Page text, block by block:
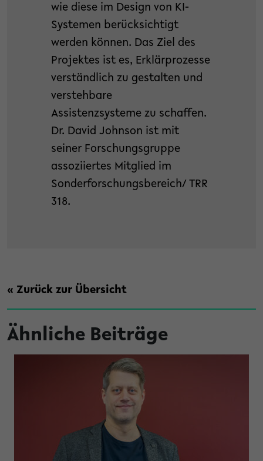
wie diese im Design von KI-
Systemen berücksichtigt
werden können. Das Ziel des
Projektes ist es, Erklärprozesse
verständlich zu gestalten und
verstehbare
Assistenzsysteme zu schaffen.
Dr. David Johnson ist mit
seiner Forschungsgruppe
assoziiertes Mitglied im
Sonderforschungsbereich/ TRR
318.
« Zurück zur Übersicht
Ähnliche Beiträge